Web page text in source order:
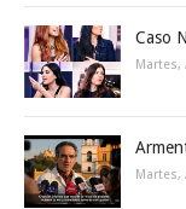
Caso
Martes,
Martes,